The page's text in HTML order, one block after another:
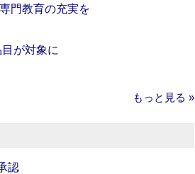
門教育の充実を
が対象に
もっと見る »
認